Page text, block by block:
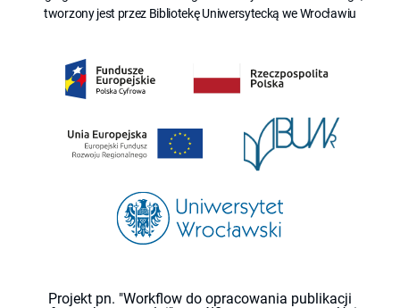
tworzony jest przez Bibliotekę Uniwersytecką we Wrocławiu
Projekt pn. "Workflow do opracowania publikacji